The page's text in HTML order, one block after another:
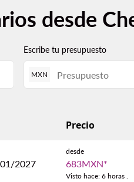
desde
Escribe tu presupuesto
MXN
Precio
2027
desde
683MXN*
Visto hace: 6 horas .